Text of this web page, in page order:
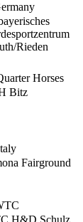
Rieden
Horses
Bitz
Fairground
H&D Schulz